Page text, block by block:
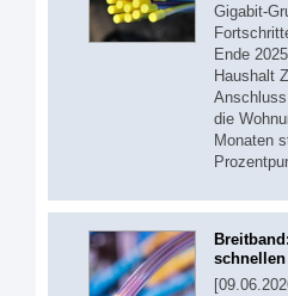
Gigabit-
Ende
Haushalt
die
Monaten
schnellen